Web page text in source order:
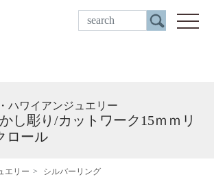
ご来店予約
ハワイアンジュエリー
かし彫り/カットワーク15ｍｍリ
ロール
エリー
シルバーリング